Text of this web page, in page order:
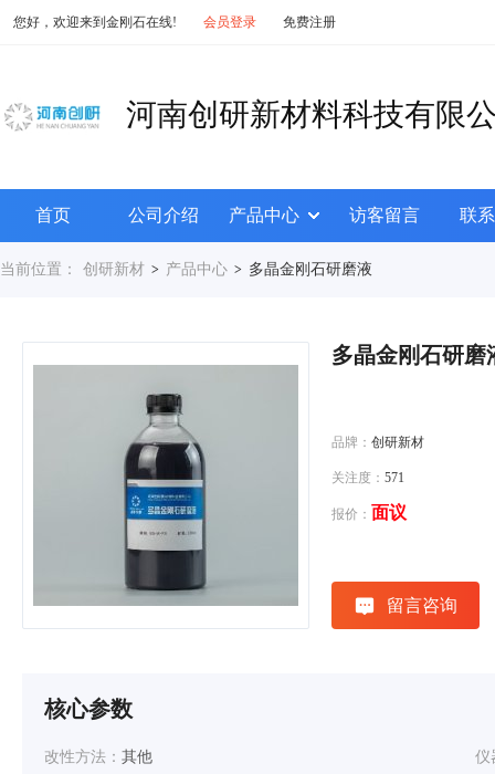
您好，欢迎来到金刚石在线! 会员登录 免费注册
河南创研新材料科技有限
首页 公司介绍 产品中心 访客留言 联
当前位置： 创研新材 > 产品中心 > 多晶金刚石研磨液
多晶金刚石研磨
品牌： 创研新材
关注度： 571
报价： 面议
留言咨询
核心参数
改性方法： 其他 仪